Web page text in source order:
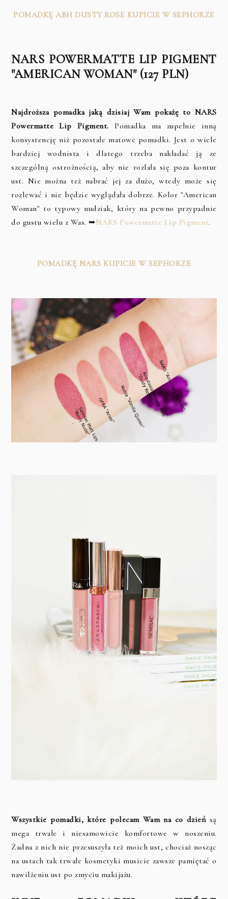
POMADKĘ ABH DUSTY ROSE KUPICIE W SEPHORZE
NARS POWERMATTE LIP PIGMENT
"AMERICAN WOMAN" (127 PLN)
Najdroższa pomadka jaką dzisiaj Wam pokażę to NARS
Powermatte Lip Pigment. Pomadka ma zupełnie inną
konsystencję niż pozostałe matowe pomadki. Jest o wiele
bardziej wodnista i dlatego trzeba nakładać ją ze
szczególną ostrożnością, aby nie rozlała się poza kontur
ust. Nie można też nabrać jej za dużo, wtedy może się
rozlewać i nie będzie wyglądała dobrze. Kolor "American
Woman" to typowy nudziak, który na pewno przypadnie
do gustu wielu z Was. ➥NARS Powermatte Lip Pigment.
POMADKĘ NARS KUPICIE W SEPHORZE
Wszystkie pomadki, które polecam Wam na co dzieńsą
mega trwałe i niesamowicie komfortowe w noszeniu.
Żadna z nich nie przesuszyła też moich ust, chociaż nosząc
na ustach tak trwałe kosmetyki musicie zawsze pamiętać o
nawilżeniu ust po zmyciu makijażu.